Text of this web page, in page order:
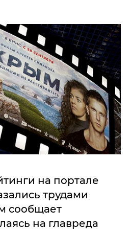
на портале
трудами
сообщает
на главреда